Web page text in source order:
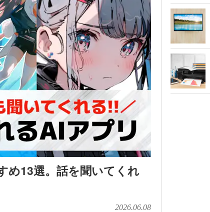
め13選。話を聞いてくれ
2026.06.08